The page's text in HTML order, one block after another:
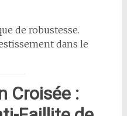
de robustesse.
dans le
Croisée :